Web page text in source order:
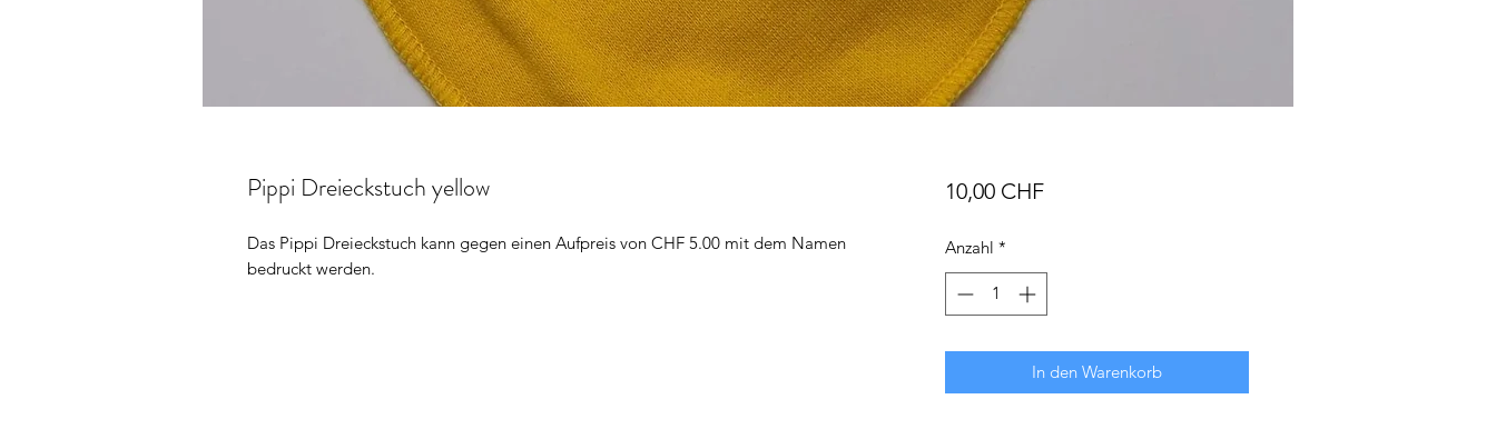
Pippi Dreieckstuch yellow
Das Pippi Dreieckstuch kann gegen einen Aufpreis von CHF 5.00 mit dem Namen
bedruckt werden.
10,00 CHFPreis
Anzahl *
In den Warenkorb